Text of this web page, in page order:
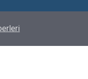
Sevk Edildi"